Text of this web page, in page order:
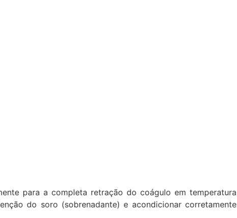
para a completa retração do coágulo em temperatura
do soro (sobrenadante) e acondicionar corretamente